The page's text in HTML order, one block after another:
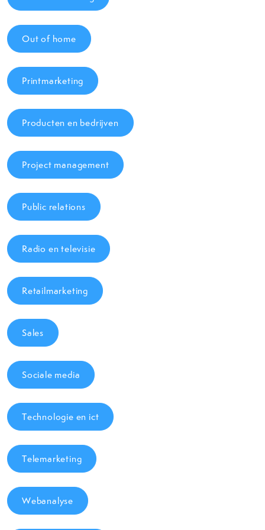
Out of home
Printmarketing
Producten en bedrijven
Project management
Public relations
Radio en televisie
Retailmarketing
Sales
Sociale media
Technologie en ict
Telemarketing
Webanalyse